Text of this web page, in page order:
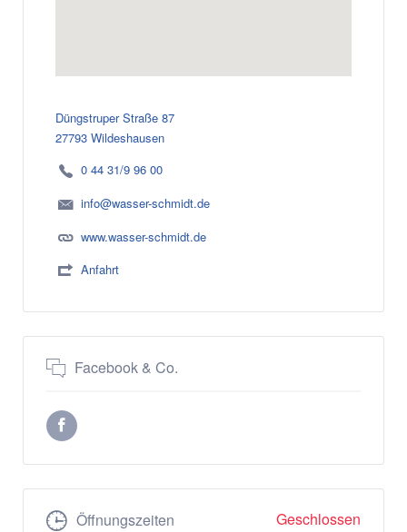
Düngstruper Straße 87
27793 Wildeshausen
0 44 31/9 96 00
info@wasser-schmidt.de
www.wasser-schmidt.de
Anfahrt
Facebook & Co.
Öffnungszeiten Geschlossen